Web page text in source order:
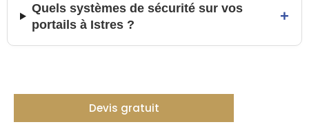
Quels systèmes de sécurité sur vos
portails à Istres ?
+
Devis gratuit